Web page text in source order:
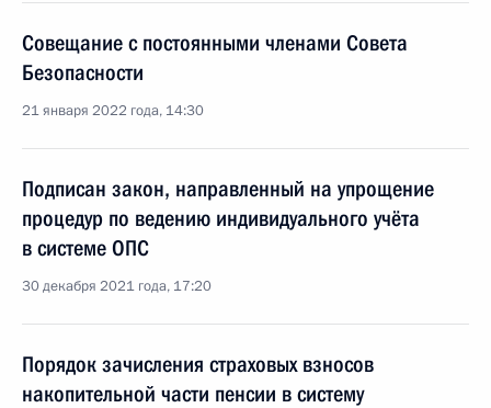
Совещание с постоянными членами Совета
Безопасности
21 января 2022 года, 14:30
Подписан закон, направленный на упрощение
процедур по ведению индивидуального учёта
в системе ОПС
30 декабря 2021 года, 17:20
Порядок зачисления страховых взносов
накопительной части пенсии в систему